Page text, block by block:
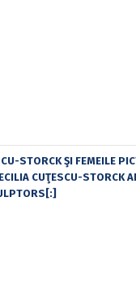
STORCK ŞI FEMEILE
CUŢESCU-STORCK